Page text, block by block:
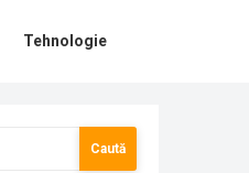
Tehnologie